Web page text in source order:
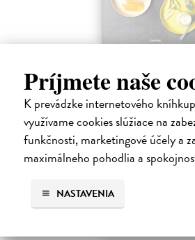
Príjmete naše
K prevádzke internetového
využívame cookies slúžiace na
funkčnosti, marketingové účely a
maximálneho pohodlia a
NASTAVENIA
Tkáčová Judita, Pivrncová Eliška,
Tereza | Kniha
Prvé jedlo dieťatka je preň tým
rodičov zas veľkým orieškom.
Čaká sa dotlač, vychádza 11.9.2026,
dotlače
16,99 €